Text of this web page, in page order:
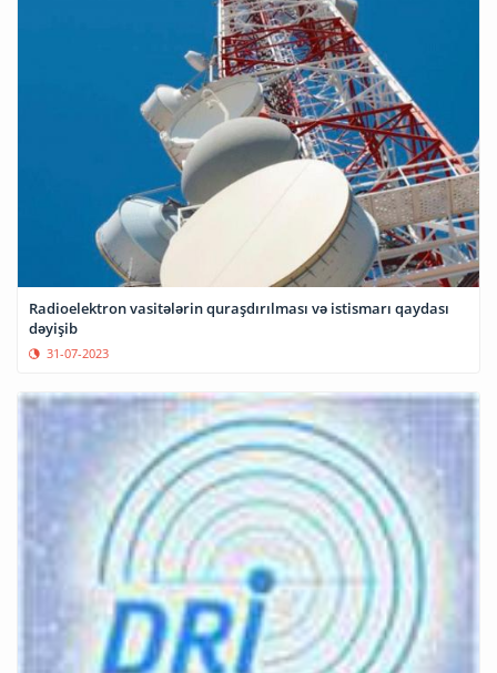
Radioelektron vasitələrin quraşdırılması və istismarı qaydası
dəyişib
31-07-2023